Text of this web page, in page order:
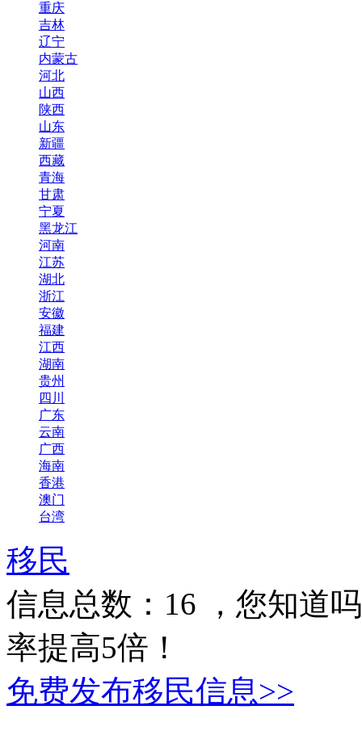
重庆
吉林
辽宁
内蒙古
河北
山西
陕西
山东
新疆
西藏
青海
甘肃
宁夏
黑龙江
河南
江苏
湖北
浙江
安徽
福建
江西
湖南
贵州
四川
广东
云南
广西
海南
香港
澳门
台湾
移民
信息总数： 16 ，您知道
率提高5倍！
免费发布移民信息>>